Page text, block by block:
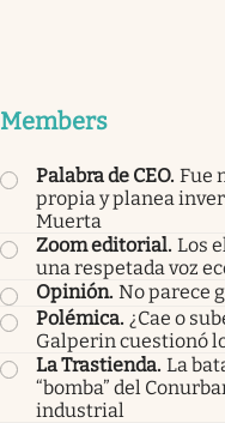
Members
Palabra de CEO. Fue
propia y planea
Muerta
Zoom editorial. Los
una respetada voz
Opinión. No parece
Polémica. ¿Cae o
Galperin cuestionó
La Trastienda. La
“bomba” del
industrial